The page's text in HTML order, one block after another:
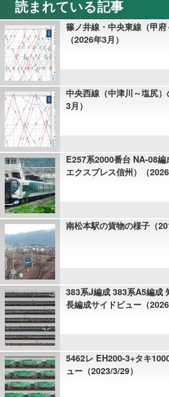
読まれている記事
篠ノ井線・中央東線（甲
（2026年3月）
中央西線（中津川～塩尻
3月）
E257系2000番台 NA-08編
エクスプレス信州）（
南松本駅の貨物の様子（
383系J編成 383系A5編成
長編成サイドビュー（
5462レ EH200-3+タキ
ュー（2023/3/29）